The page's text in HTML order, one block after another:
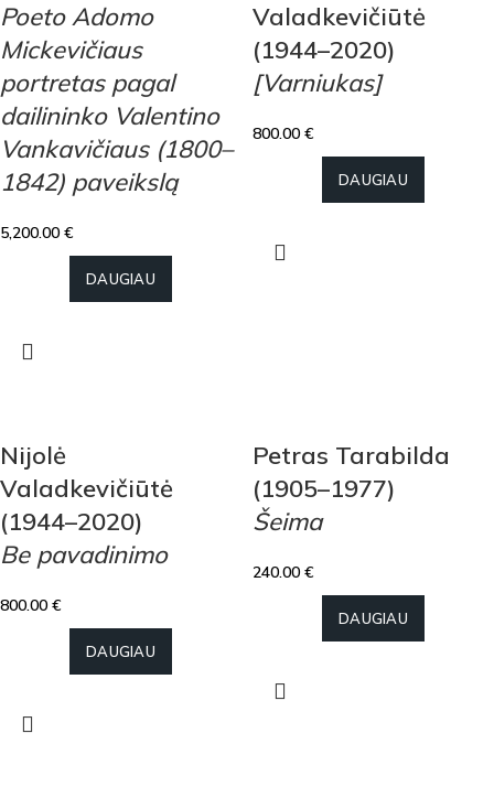
Poeto Adomo
Mickevičiaus
portretas pagal
dailininko Valentino
Vankavičiaus (1800–
1842) paveikslą
5,200.00 €
DAUGIAU
Valadkevičiūtė
(1944–2020)
[Varniukas]
800.00 €
DAUGIAU
Nijolė
Valadkevičiūtė
(1944–2020)
Be pavadinimo
800.00 €
DAUGIAU
Petras Tarabilda
(1905–1977)
Šeima
240.00 €
DAUGIAU